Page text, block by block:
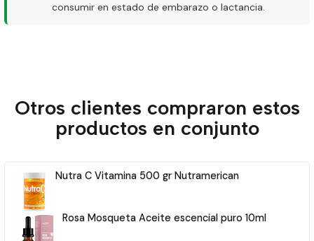
consumir en estado de embarazo o lactancia.
Otros clientes compraron estos
productos en conjunto
Nutra C Vitamina 500 gr Nutramerican
Rosa Mosqueta Aceite escencial puro 10ml